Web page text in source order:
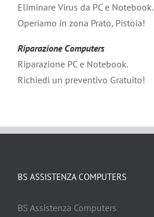
Eliminare Virus da PC e Notebook.
Operiamo in zona Prato, Pistoia!
Riparazione Computers
Riparazione PC e Notebook.
Richiedi un preventivo Gratuito!
BS ASSISTENZA COMPUTERS
BS Assistenza Computers